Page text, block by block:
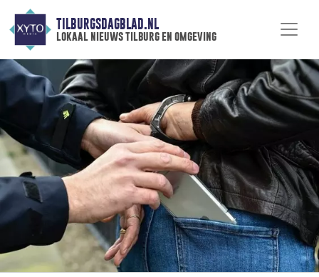
TILBURGSDAGBLAD.NL
lokaal nieuws tilburg en omgeving